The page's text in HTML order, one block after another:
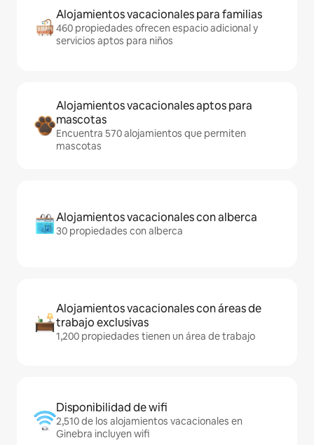
Alojamientos vacacionales para familias
460 propiedades ofrecen espacio adicional y
servicios aptos para niños
Alojamientos vacacionales aptos para
mascotas
Encuentra 570 alojamientos que permiten
mascotas
Alojamientos vacacionales con alberca
30 propiedades con alberca
Alojamientos vacacionales con áreas de
trabajo exclusivas
1,200 propiedades tienen un área de trabajo
Disponibilidad de wifi
2,510 de los alojamientos vacacionales en
Ginebra incluyen wifi